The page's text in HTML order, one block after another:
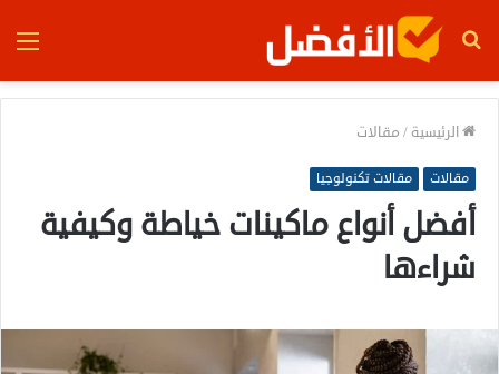
بحث
الرئيسية / مقالات
مقالات مقالات تكنولوجيا
أفضل أنواع ماكينات خياطة وكيفية
شراءها